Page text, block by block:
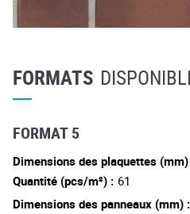
FORMATS
FORMAT 5
Dimensions des plaquettes
Quantité (pcs/m²) : 61
Dimensions des panneaux (mm) :